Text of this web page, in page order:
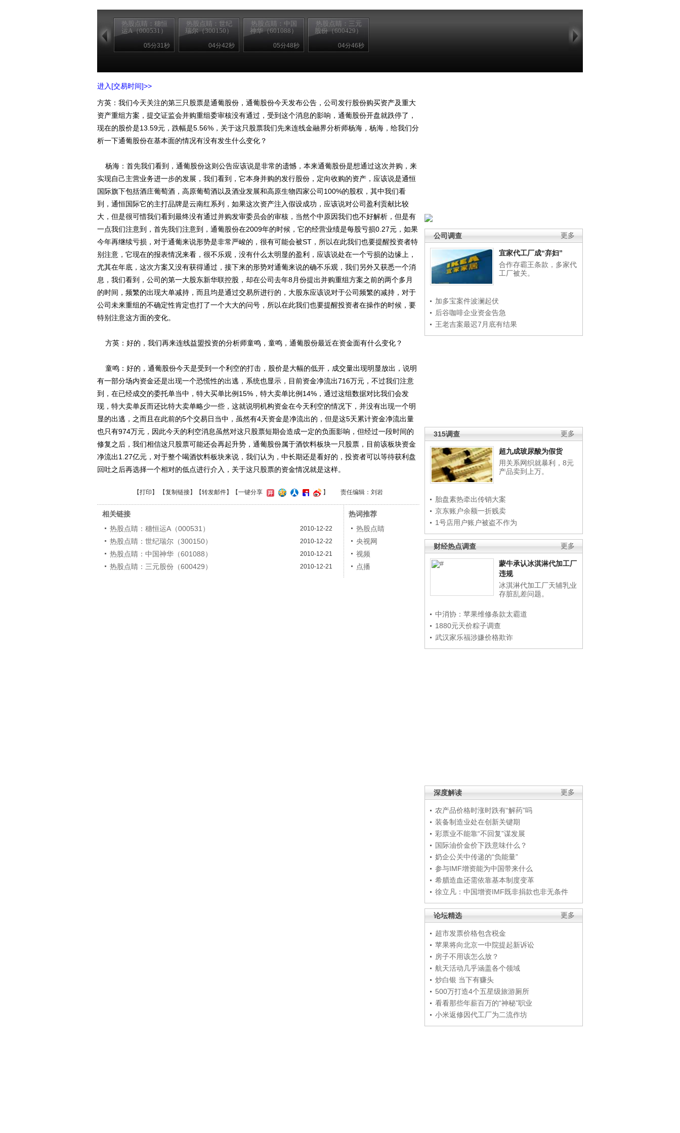
热股点睛：穗恒
运A（000531）
05分31秒
热股点睛：世纪
瑞尔（300150）
04分42秒
热股点睛：中国
神华（601088）
05分48秒
热股点睛：三元
股份（600429）
04分46秒
更多
公司调查
宜家代工厂成“弃妇”
合作存霸王条款，多家代
工厂被关。
加多宝案件波澜起伏
后谷咖啡企业资金告急
王老吉案最迟7月底有结果
更多
315调查
超九成玻尿酸为假货
用关系网织就暴利，8元
产品卖到上万。
胎盘素热牵出传销大案
京东账户余额一折贱卖
1号店用户账户被盗不作为
更多
财经热点调查
蒙牛承认冰淇淋代加工厂
违规
冰淇淋代加工厂天辅乳业
存脏乱差问题。
中消协：苹果维修条款太霸道
1880元天价粽子调查
武汉家乐福涉嫌价格欺诈
更多
深度解读
农产品价格时涨时跌有“解药”吗
装备制造业处在创新关键期
彩票业不能靠“不回复”谋发展
国际油价金价下跌意味什么？
奶企公关中传递的“负能量”
参与IMF增资能为中国带来什么
希腊造血还需依靠基本制度变革
徐立凡：中国增资IMF既非捐款也非无条件
更多
论坛精选
超市发票价格包含税金
苹果将向北京一中院提起新诉讼
房子不用该怎么放？
航天活动几乎涵盖各个领域
炒白银 当下有赚头
500万打造4个五星级旅游厕所
看看那些年薪百万的“神秘”职业
小米返修因代工厂为二流作坊
进入[交易时间]>>
方英：我们今天关注的第三只股票是通葡股份，通葡股份今天发布公告，公司发行股份购买资产及重大
资产重组方案，提交证监会并购重组委审核没有通过，受到这个消息的影响，通葡股份开盘就跌停了，
现在的股价是13.59元，跌幅是5.56%，关于这只股票我们先来连线金融界分析师杨海，杨海，给我们分
析一下通葡股份在基本面的情况有没有发生什么变化？
杨海：首先我们看到，通葡股份这则公告应该说是非常的遗憾，本来通葡股份是想通过这次并购，来
实现自己主营业务进一步的发展，我们看到，它本身并购的发行股份，定向收购的资产，应该说是通恒
国际旗下包括酒庄葡萄酒，高原葡萄酒以及酒业发展和高原生物四家公司100%的股权，其中我们看
到，通恒国际它的主打品牌是云南红系列，如果这次资产注入假设成功，应该说对公司盈利贡献比较
大，但是很可惜我们看到最终没有通过并购发审委员会的审核，当然个中原因我们也不好解析，但是有
一点我们注意到，首先我们注意到，通葡股份在2009年的时候，它的经营业绩是每股亏损0.27元，如果
今年再继续亏损，对于通葡来说形势是非常严峻的，很有可能会被ST，所以在此我们也要提醒投资者特
别注意，它现在的报表情况来看，很不乐观，没有什么太明显的盈利，应该说处在一个亏损的边缘上，
尤其在年底，这次方案又没有获得通过，接下来的形势对通葡来说的确不乐观，我们另外又获悉一个消
息，我们看到，公司的第一大股东新华联控股，却在公司去年8月份提出并购重组方案之前的两个多月
的时间，频繁的出现大单减持，而且均是通过交易所进行的，大股东应该说对于公司频繁的减持，对于
公司未来重组的不确定性肯定也打了一个大大的问号，所以在此我们也要提醒投资者在操作的时候，要
特别注意这方面的变化。
方英：好的，我们再来连线益盟投资的分析师童鸣，童鸣，通葡股份最近在资金面有什么变化？
童鸣：好的，通葡股份今天是受到一个利空的打击，股价是大幅的低开，成交量出现明显放出，说明
有一部分场内资金还是出现一个恐慌性的出逃，系统也显示，目前资金净流出716万元，不过我们注意
到，在已经成交的委托单当中，特大买单比例15%，特大卖单比例14%，通过这组数据对比我们会发
现，特大卖单反而还比特大卖单略少一些，这就说明机构资金在今天利空的情况下，并没有出现一个明
显的出逃，之而且在此前的5个交易日当中，虽然有4天资金是净流出的，但是这5天累计资金净流出量
也只有974万元，因此今天的利空消息虽然对这只股票短期会造成一定的负面影响，但经过一段时间的
修复之后，我们相信这只股票可能还会再起升势，通葡股份属于酒饮料板块一只股票，目前该板块资金
净流出1.27亿元，对于整个喝酒饮料板块来说，我们认为，中长期还是看好的，投资者可以等待获利盘
回吐之后再选择一个相对的低点进行介入，关于这只股票的资金情况就是这样。
【打印 】 【复制链接】【转发邮件】 【一键分享 】 责任编辑：刘岩
相关链接
热股点睛：穗恒运A（000531）
2010-12-22
热股点睛：世纪瑞尔（300150） 2010-12-22
热股点睛：中国神华（601088） 2010-12-21
热股点睛：三元股份（600429） 2010-12-21
热词推荐
热股点睛
央视网
视频
点播